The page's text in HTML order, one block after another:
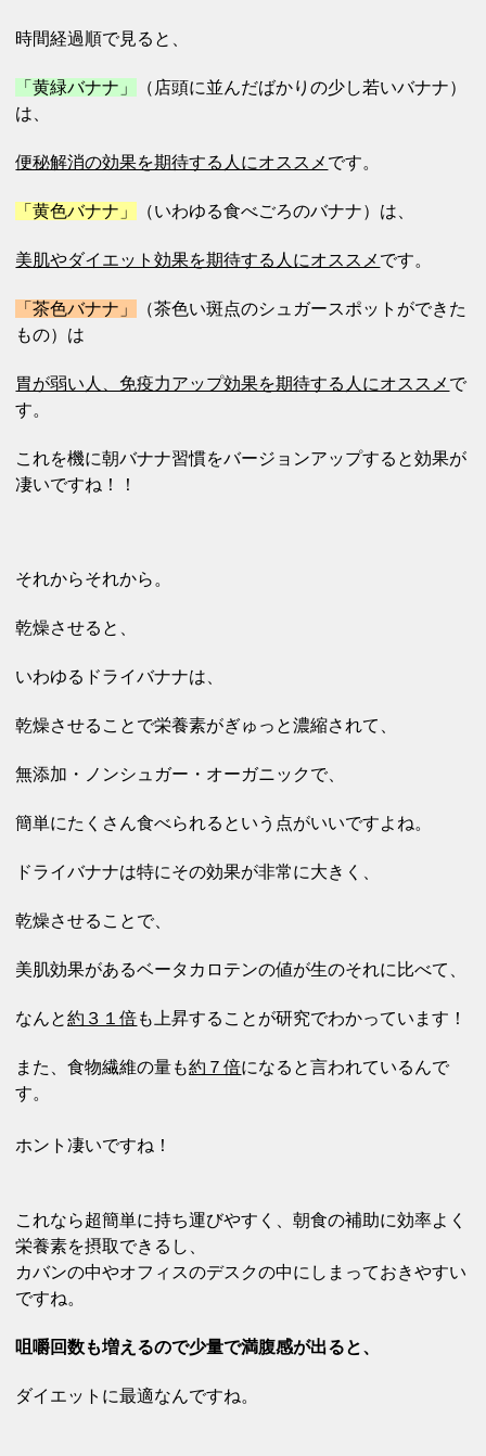
時間経過順で見ると、
「黄緑バナナ」
（店頭に並んだばかりの少し若いバナナ）
は、
便秘解消の効果を期待する人にオススメ です。
「黄色バナナ」 （いわゆる食べごろのバナナ）は、
美肌やダイエット効果を期待する人にオススメ です。
「茶色バナナ」 （茶色い斑点のシュガースポットができた
もの）は
胃が弱い人、免疫力アップ効果を期待する人にオススメ で
す。
これを機に朝バナナ習慣をバージョンアップすると効果が
凄いですね！！
それからそれから。
乾燥させると、
いわゆるドライバナナは、
乾燥させることで栄養素がぎゅっと濃縮されて、
無添加・ノンシュガー・オーガニックで、
簡単にたくさん食べられるという点がいいですよね。
ドライバナナは特にその効果が非常に大きく、
乾燥させることで、
美肌効果があるベータカロテンの値が生のそれに比べて、
なんと約３１倍も上昇することが研究でわかっています！
また、食物繊維の量も約７倍になると言われているんで
す。
ホント凄いですね！
これなら超簡単に持ち運びやすく、朝食の補助に効率よく
栄養素を摂取できるし、
カバンの中やオフィスのデスクの中にしまっておきやすい
ですね。
咀嚼回数も増えるので少量で満腹感が出ると、
ダイエットに最適なんですね。